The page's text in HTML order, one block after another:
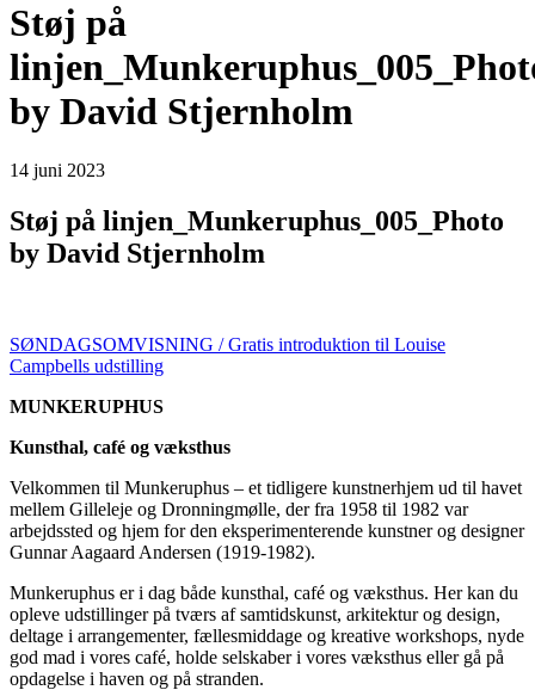
Støj på
by David Stjernholm
14 juni 2023
Støj på linjen_Munkeruphus_005_Photo
by David Stjernholm
SØNDAGSOMVISNING / Gratis introduktion til Louise
Campbells udstilling
MUNKERUPHUS
Kunsthal, café og væksthus
Velkommen til Munkeruphus – et tidligere kunstnerhjem ud til havet
mellem Gilleleje og Dronningmølle, der fra 1958 til 1982 var
arbejdssted og hjem for den eksperimenterende kunstner og designer
Gunnar Aagaard Andersen (1919-1982).
Munkeruphus er i dag både kunsthal, café og væksthus. Her kan du
opleve udstillinger på tværs af samtidskunst, arkitektur og design,
deltage i arrangementer, fællesmiddage og kreative workshops, nyde
god mad i vores café, holde selskaber i vores væksthus eller gå på
opdagelse i haven og på stranden.